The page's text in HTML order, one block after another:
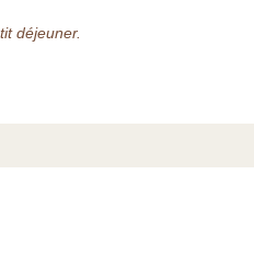
déjeuner.